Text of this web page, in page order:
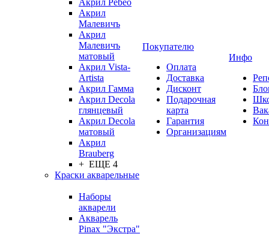
Акрил Pebeo
Акрил
Малевичъ
Акрил
Малевичъ
матовый
Акрил Vista-
Artista
Акрил Гамма
Акрил Decola
глянцевый
Акрил Decola
матовый
Акрил
Brauberg
+ ЕЩЕ 4
Краски акварельные
Наборы
акварели
Акварель
Pinax "Экстра"
Покупателю
Оплата
Доставка
Дисконт
Подарочная
карта
Гарантия
Организациям
Инфо